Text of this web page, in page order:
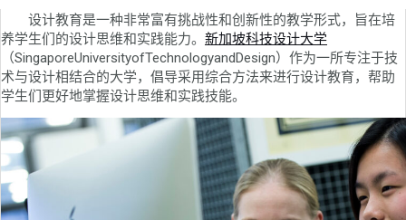
设计教育是一种非常富有挑战性和创新性的教学形式，旨在培
养学生们的设计思维和实践能力。 新加坡科技设计大学
（SingaporeUniversityofTechnologyandDesign）作为一所专注于技
术与设计相结合的大学，倡导采用综合方法来进行设计教育，帮助
学生们更好地掌握设计思维和实践技能。